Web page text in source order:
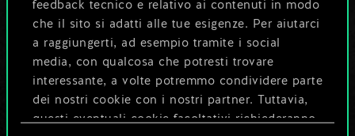
feedback tecnico e relativo ai contenuti in modo
che il sito si adatti alle tue esigenze. Per aiutarci
a raggiungerti, ad esempio tramite i social
media, con qualcosa che potresti trovare
interessante, a volte potremmo condividere parte
dei nostri cookie con i nostri partner. Tuttavia,
questi eventuali cookie facoltativi richiederanno
molto altro!
Dai un nome al mazzo e crea una
guida